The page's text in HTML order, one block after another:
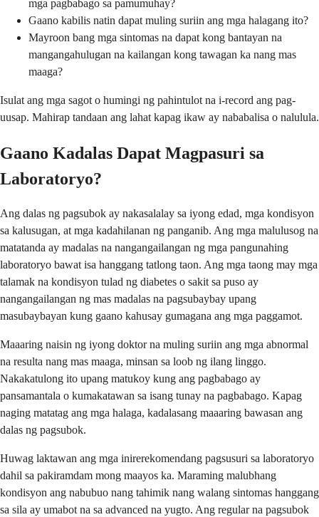
mga pagbabago sa pamumuhay?
Gaano kabilis natin dapat muling suriin ang mga halagang ito?
Mayroon bang mga sintomas na dapat kong bantayan na
mangangahulugan na kailangan kong tawagan ka nang mas
maaga?
Isulat ang mga sagot o humingi ng pahintulot na i-record ang pag-
uusap. Mahirap tandaan ang lahat kapag ikaw ay nababalisa o nalulula.
Gaano Kadalas Dapat Magpasuri sa
Laboratoryo?
Ang dalas ng pagsubok ay nakasalalay sa iyong edad, mga kondisyon
sa kalusugan, at mga kadahilanan ng panganib. Ang mga malulusog na
matatanda ay madalas na nangangailangan ng mga pangunahing
laboratoryo bawat isa hanggang tatlong taon. Ang mga taong may mga
talamak na kondisyon tulad ng diabetes o sakit sa puso ay
nangangailangan ng mas madalas na pagsubaybay upang
masubaybayan kung gaano kahusay gumagana ang mga paggamot.
Maaaring naisin ng iyong doktor na muling suriin ang mga abnormal
na resulta nang mas maaga, minsan sa loob ng ilang linggo.
Nakakatulong ito upang matukoy kung ang pagbabago ay
pansamantala o kumakatawan sa isang tunay na pagbabago. Kapag
naging matatag ang mga halaga, kadalasang maaaring bawasan ang
dalas ng pagsubok.
Huwag laktawan ang mga inirerekomendang pagsusuri sa laboratoryo
dahil sa pakiramdam mong maayos ka. Maraming malubhang
kondisyon ang nabubuo nang tahimik nang walang sintomas hanggang
sa sila ay umabot na sa advanced na yugto. Ang regular na pagsubok